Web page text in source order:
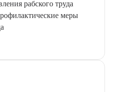
рабского труда
меры